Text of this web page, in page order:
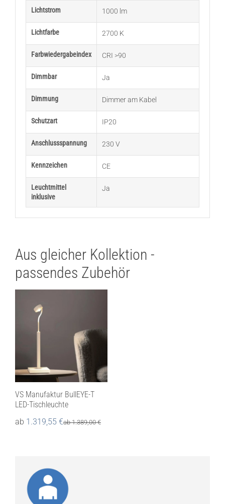
Lichtstrom 1000 lm
Lichtfarbe 2700 K
Farbwiedergabeindex CRI >90
Dimmbar Ja
Dimmung Dimmer am Kabel
Schutzart IP20
Anschlussspannung 230 V
Kennzeichen CE
Leuchtmittel
inklusive
Ja
Aus gleicher Kollektion -
passendes Zubehör
VS Manufaktur BullEYE-T
LED-Tischleuchte
ab 1.319,55 €ab1.389,00€